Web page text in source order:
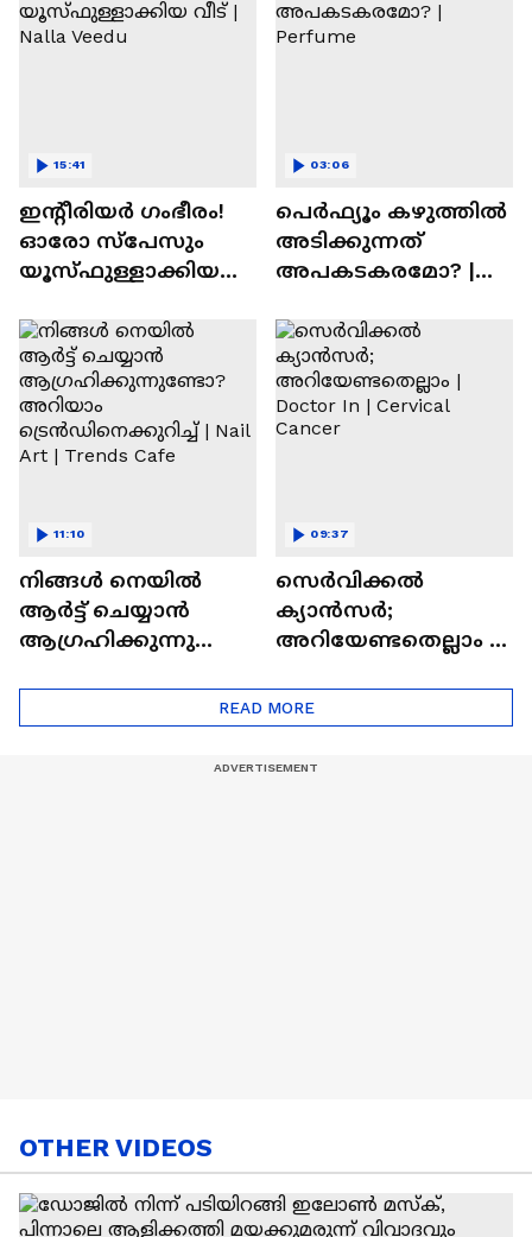
ഇന്റീരിയർ ഗംഭീരം!
ഓരോ സ്‌പേസും
യൂസ്ഫുള്ളാക്കിയ
15:41
പെർഫ്യൂം കഴുത്തിൽ
അടിക്കുന്നത്
അപകടകരമോ? |
03:06
നിങ്ങൾ നെയിൽ
ആർട്ട് ചെയ്യാൻ
ആഗ്രഹിക്കുന്നുണ്ടോ
ട്രെൻഡിനെക്കുറിച്ച് |
Nail Art | Trends Cafe
11:10
സെർവിക്കൽ
ക്യാൻസർ;
അറിയേണ്ടതെല്ലാം |
Cancer
09:37
READ MORE
OTHER VIDEOS